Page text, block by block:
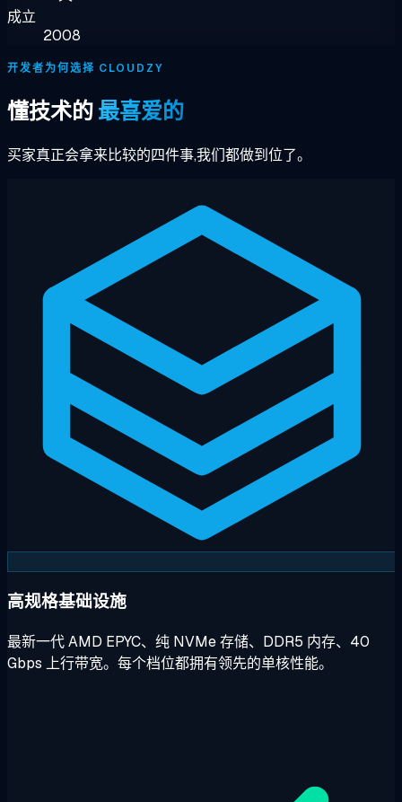
成立
2008
开发者为何选择 CLOUDZY
懂技术的最喜爱的
买家真正会拿来比较的四件事,我们都做到位了。
高规格基础设施
最新一代 AMD EPYC、纯 NVMe 存储、DDR5 内存、40
Gbps 上行带宽。每个档位都拥有领先的单核性能。